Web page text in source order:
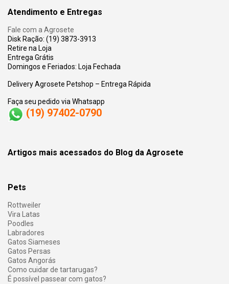
Atendimento e Entregas
Fale com a Agrosete
Disk Ração: (19) 3873-3913
Retire na Loja
Entrega Grátis
Domingos e Feriados: Loja Fechada
Delivery Agrosete Petshop – Entrega Rápida
Faça seu pedido via Whatsapp
(19) 97402-0790
Artigos mais acessados do Blog da Agrosete
Pets
Rottweiler
Vira Latas
Poodles
Labradores
Gatos Siameses
Gatos Persas
Gatos Angorás
Como cuidar de tartarugas?
É possível passear com gatos?